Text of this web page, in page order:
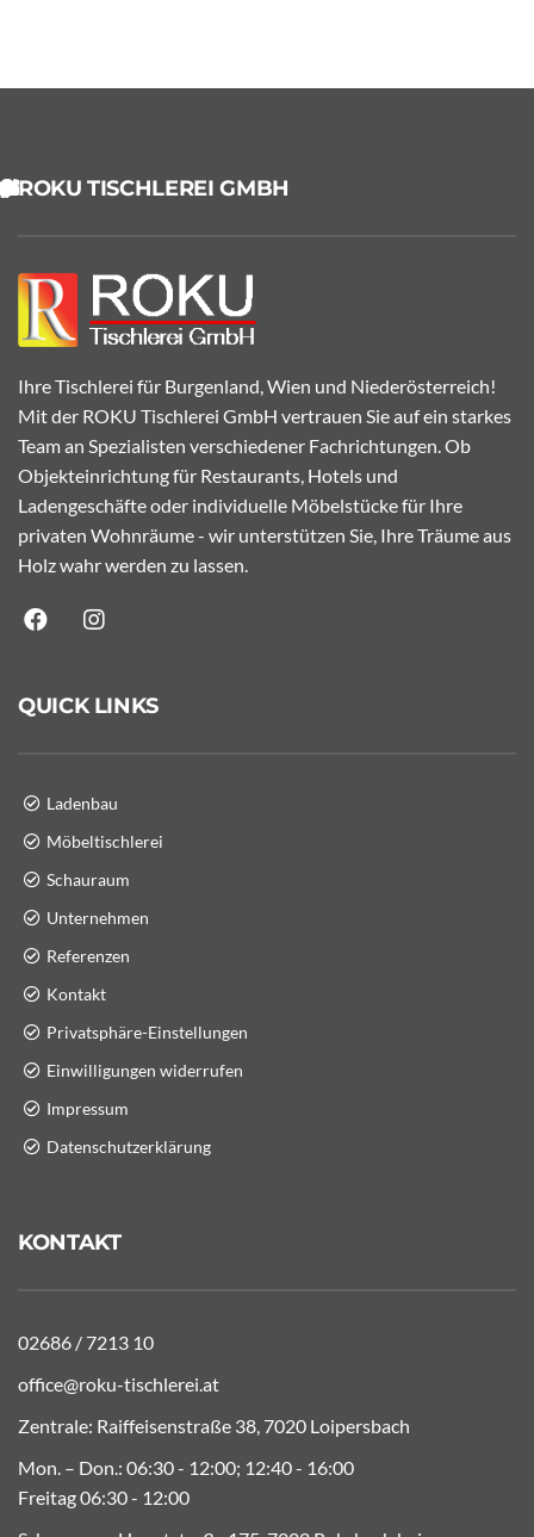
ROKU TISCHLEREI GMBH
Ihre Tischlerei für Burgenland, Wien und Niederösterreich!
Mit der ROKU Tischlerei GmbH vertrauen Sie auf ein starkes
Team an Spezialisten verschiedener Fachrichtungen. Ob
Objekteinrichtung für Restaurants, Hotels und
Ladengeschäfte oder individuelle Möbelstücke für Ihre
privaten Wohnräume - wir unterstützen Sie, Ihre Träume aus
Holz wahr werden zu lassen.
QUICK LINKS
Ladenbau
Möbeltischlerei
Schauraum
Unternehmen
Referenzen
Kontakt
Privatsphäre-Einstellungen
Einwilligungen widerrufen
Impressum
Datenschutzerklärung
KONTAKT
02686 / 7213 10
office@roku-tischlerei.at
Zentrale: Raiffeisenstraße 38, 7020 Loipersbach
Mon. – Don.: 06:30 - 12:00; 12:40 - 16:00
Freitag 06:30 - 12:00